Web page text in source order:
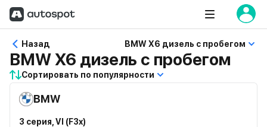
Назад BMW X6 дизель с пробегом
BMW X6 дизель с пробегом
Сортировать по популярности
BMW
3 серия, VI (F3x)